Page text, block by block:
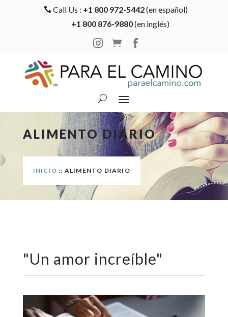
 Call Us : +1 800 972-5442(en español)
+1 800 876-9880(en inglés)

 
ALIMENTO DIARIO
INICIO :: ALIMENTO DIARIO
"Un amor increíble"